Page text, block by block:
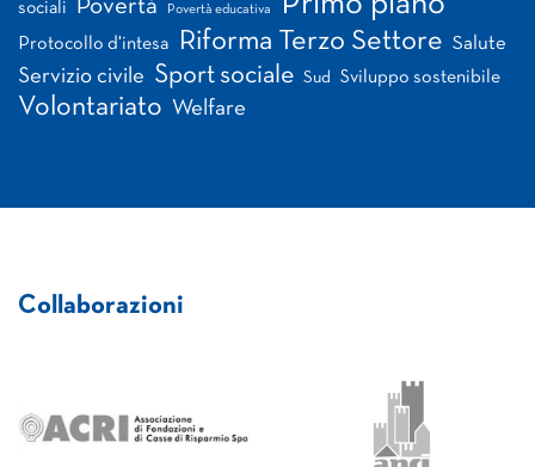
sociali Povertà Povertà educativa
Protocollo d'intesa Riforma Terzo Settore Salute
Servizio civile Sport sociale Sud Sviluppo sostenibile
Volontariato Welfare
Collaborazioni